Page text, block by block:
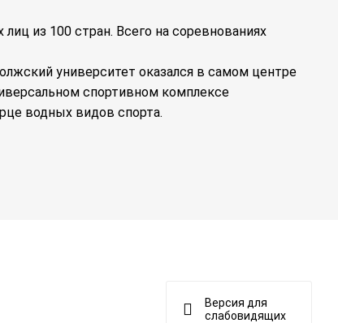
из 100 стран. Всего на соревнованиях
университет оказался в самом центре
спортивном комплексе
водных видов спорта.
Версия для
слабовидящих